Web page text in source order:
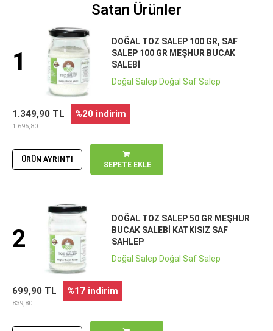
Satan Ürünler
1
DOĞAL TOZ SALEP 100 GR, SAF
SALEP 100 GR MEŞHUR BUCAK
SALEBI
Doğal Salep Doğal Saf Salep
1.349,90 TL %20 indirim
1.695,80
ÜRÜN AYRINTI
SEPETE EKLE
2
DOĞAL TOZ SALEP 50 GR MEŞHUR
BUCAK SALEBI KATKISIZ SAF
SAHLEP
Doğal Salep Doğal Saf Salep
699,90 TL %17 indirim
839,80